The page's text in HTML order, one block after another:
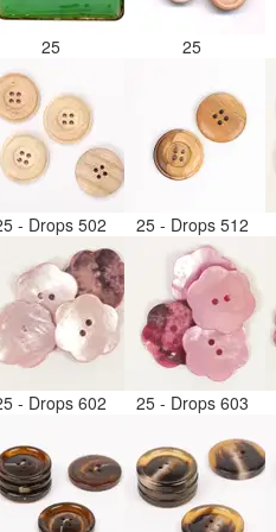
25 25
- Drops 502 25 - Drops 512
- Drops 602 25 - Drops 603